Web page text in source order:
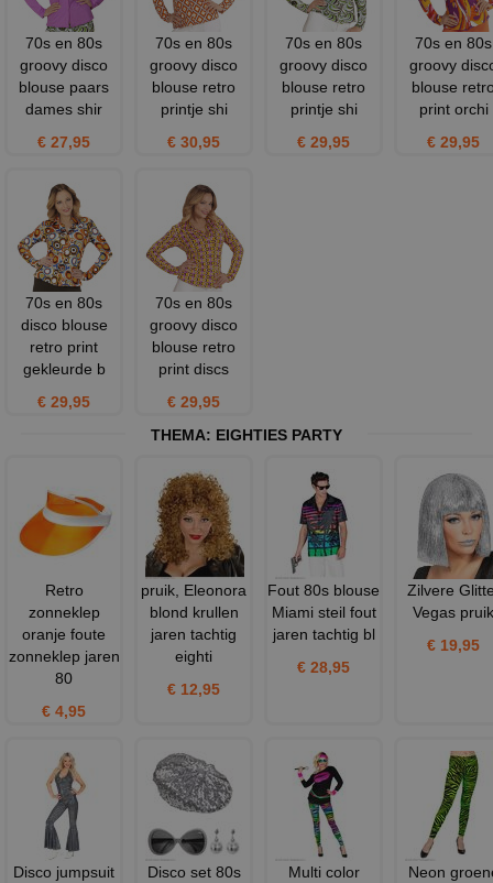
70s en 80s
groovy disco
blouse paars
dames shir
€ 27,95
70s en 80s
groovy disco
blouse retro
printje shi
€ 30,95
70s en 80s
groovy disco
blouse retro
printje shi
€ 29,95
70s en 80s
groovy
blouse
print orchi
€ 29,95
70s en 80s
disco blouse
retro print
gekleurde b
€ 29,95
70s en 80s
groovy disco
blouse retro
print discs
€ 29,95
THEMA: EIGHTIES PARTY
Retro
zonneklep
oranje foute
zonneklep jaren
80
€ 4,95
pruik, Eleonora
blond krullen
jaren tachtig
eighti
€ 12,95
Fout 80s blouse
Miami steil fout
jaren tachtig bl
€ 28,95
Zilvere
Vegas pruik
€ 19,95
Disco jumpsuit
Disco set 80s
Multi color
Neon